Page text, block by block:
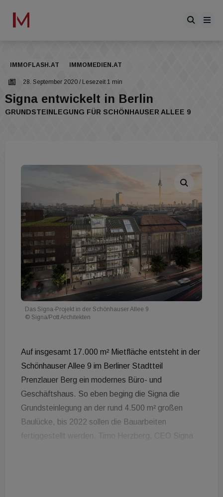
IMMOFLASH.AT IMMOMEDIEN.AT
28. September 2020 / Lesezeit 1 min
Signa entwickelt in Berlin
GRUNDSTEINLEGUNG FÜR SCHÖNHAUSER ALLEE 9
Das Signa-Projekt in der Schönhauser Allee 9
© Signa/Pott Architekten
Auf insgesamt 17.000 m² Mietfläche entsteht in der
Schönhauser Allee 9 im Berliner Stadtteil
Prenzlauer Berg ein modernes Büro- und
Geschäftshaus. So eben beging die Signa die
Grundsteinlegung an der rund 4.500 m² großen
Baulücke, bis 2022 sollen die Bauarbeiten
fertiggestellt werden. Timo Herzberg, CEO Signa